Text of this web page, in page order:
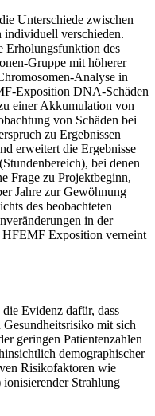
Unterschiede zwischen
individuell verschieden.
Erholungsfunktion des
Gruppe mit höherer
Analyse in
Exposition DNA-Schäden
einer Akkumulation von
von Schäden bei
zu Ergebnissen
erweitert die Ergebnisse
bei denen
Frage zu Projektbeginn,
Jahre zur Gewöhnung
des beobachteten
in der
Exposition verneint
Evidenz dafür, dass
mit sich
geringen Patientenzahlen
demographischer
Risikofaktoren wie
Strahlung